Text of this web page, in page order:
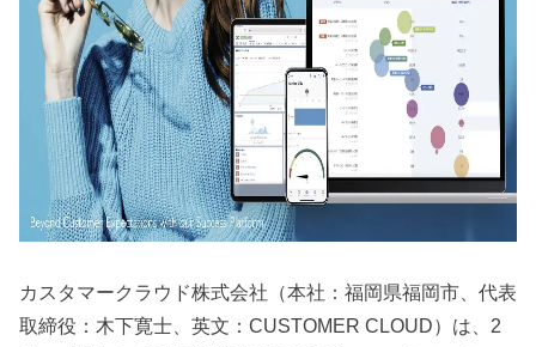
カスタマークラウド株式会社（本社：福岡県福岡市、代表
取締役：木下寛士、英文：CUSTOMER CLOUD）は、2